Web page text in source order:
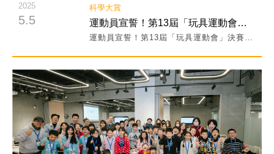
2025
5.5
科學大賞
運動員宣誓！第13屆「玩具運動會」決賽名單公告！
閱讀詳細內容